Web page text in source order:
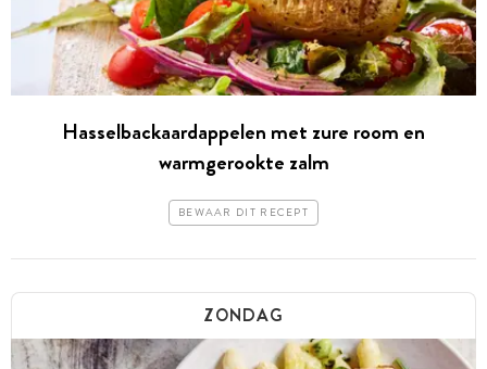
Hasselbackaardappelen met zure room en
warmgerookte zalm
BEWAAR DIT RECEPT
ZONDAG